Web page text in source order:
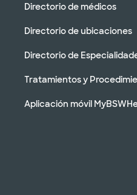
Directorio de médicos
Directorio de ubicaciones
Directorio de
Tratamientos y
Aplicación móvil